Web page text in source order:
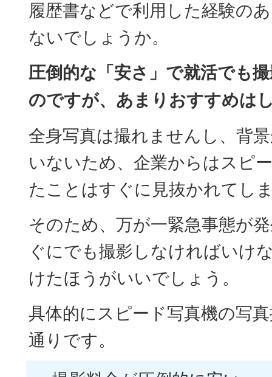
履歴書などで利用した経験の
ないでしょうか。
圧倒的な「安さ」で就活でも
のですが、あまりおすすめは
全身写真は撮れませんし、背
いないため、企業からはスピ
たことはすぐに見抜かれてし
そのため、万が一緊急事態が
ぐにでも撮影しなければいけ
けたほうがいいでしょう。
具体的にスピード写真機の写
通りです。